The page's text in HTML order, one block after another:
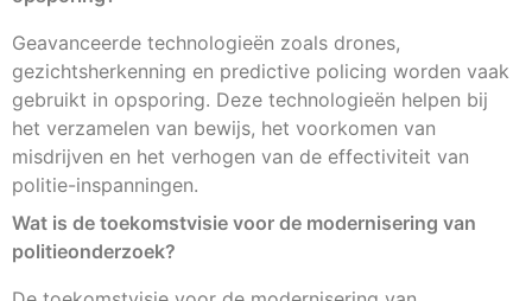
Geavanceerde technologieën zoals drones,
gezichtsherkenning en predictive policing worden vaak
gebruikt in opsporing. Deze technologieën helpen bij
het verzamelen van bewijs, het voorkomen van
misdrijven en het verhogen van de effectiviteit van
politie-inspanningen.
Wat is de toekomstvisie voor de modernisering van
politieonderzoek?